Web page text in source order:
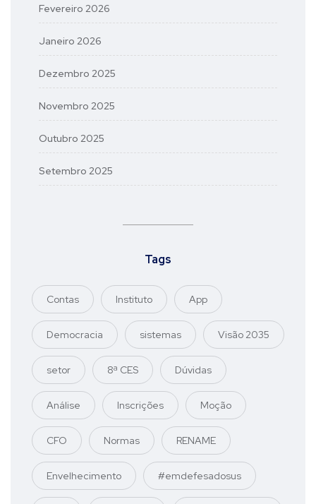
Fevereiro 2026
Janeiro 2026
Dezembro 2025
Novembro 2025
Outubro 2025
Setembro 2025
Tags
Contas Instituto App
Democracia sistemas Visão 2035
setor 8ª CES Dúvidas
Análise Inscrições Moção
CFO Normas RENAME
Envelhecimento #emdefesadosus